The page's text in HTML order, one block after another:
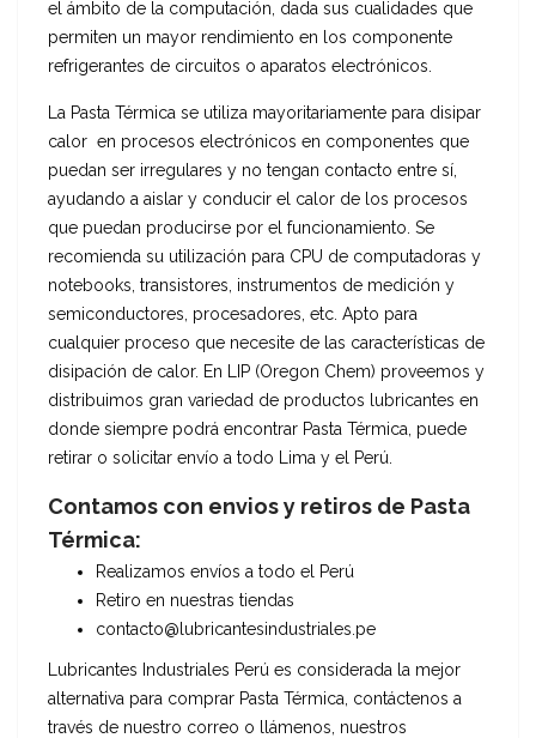
el ámbito de la computación, dada sus cualidades que
permiten un mayor rendimiento en los componente
refrigerantes de circuitos o aparatos electrónicos.
La Pasta Térmica se utiliza mayoritariamente para disipar
calor en procesos electrónicos en componentes que
puedan ser irregulares y no tengan contacto entre sí,
ayudando a aislar y conducir el calor de los procesos
que puedan producirse por el funcionamiento. Se
recomienda su utilización para CPU de computadoras y
notebooks, transistores, instrumentos de medición y
semiconductores, procesadores, etc. Apto para
cualquier proceso que necesite de las características de
disipación de calor. En LIP (Oregon Chem) proveemos y
distribuimos gran variedad de productos lubricantes en
donde siempre podrá encontrar Pasta Térmica, puede
retirar o solicitar envío a todo Lima y el Perú.
Contamos con envios y retiros de Pasta
Térmica:
Realizamos envíos a todo el Perú
Retiro en nuestras tiendas
contacto@lubricantesindustriales.pe
Lubricantes Industriales Perú es considerada la mejor
alternativa para comprar Pasta Térmica, contáctenos a
través de nuestro correo o llámenos, nuestros